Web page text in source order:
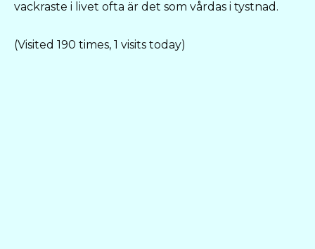
vackraste i livet ofta är det som vårdas i tystnad.
(Visited 190 times, 1 visits today)